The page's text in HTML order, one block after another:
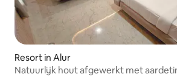
Resort in Alur
Natuurlijk hout afgewerkt met